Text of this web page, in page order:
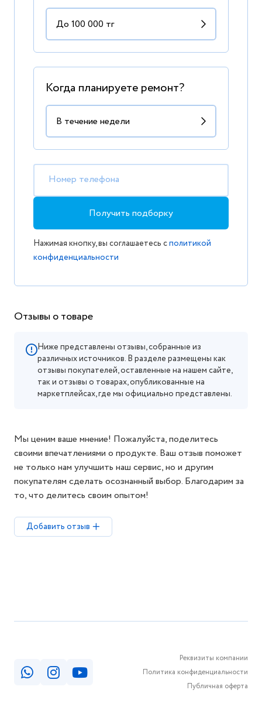
Когда планируете ремонт?
Номер телефона
Получить подборку
Нажимая кнопку, вы соглашаетесь сполитикой
конфиденциальности
Отзывы о товаре
Ниже представлены отзывы, собранные из
различных источников. В разделе размещены как
отзывы покупателей, оставленные на нашем сайте,
так и отзывы о товарах, опубликованные на
маркетплейсах, где мы официально представлены.
Мы ценим ваше мнение! Пожалуйста, поделитесь
своими впечатлениями о продукте. Ваш отзыв поможет
не только нам улучшить наш сервис, но и другим
покупателям сделать осознанный выбор. Благодарим за
то, что делитесь своим опытом!
Добавить отзыв
Реквизиты компании
Политика конфиденциальности
Публичная оферта